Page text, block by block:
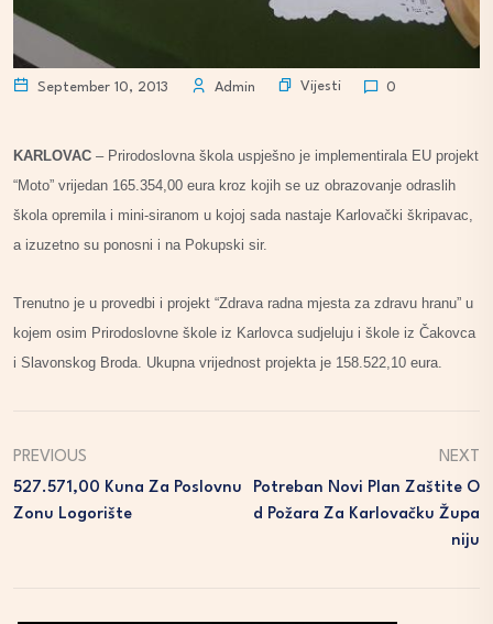
September 10, 2013 Admin Vijesti 0
KARLOVAC – Prirodoslovna škola uspješno je implementirala EU projekt
“Moto” vrijedan 165.354,00 eura kroz kojih se uz obrazovanje odraslih
škola opremila i mini-siranom u kojoj sada nastaje Karlovački škripavac,
a izuzetno su ponosni i na Pokupski sir.
Trenutno je u provedbi i projekt “Zdrava radna mjesta za zdravu hranu” u
kojem osim Prirodoslovne škole iz Karlovca sudjeluju i škole iz Čakovca
i Slavonskog Broda. Ukupna vrijednost projekta je 158.522,10 eura.
PREVIOUS
527.571,00 Kuna Za Poslovnu
Zonu Logorište
NEXT
Potreban Novi Plan Zaštite O
D Požara Za Karlovačku Župa
Niju